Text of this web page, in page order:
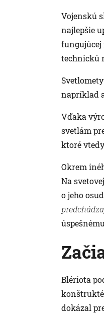
Vojenskú
najlepšie
fungujúcej
technickú
napríklad
Vďaka
svetlám
ktoré
Okrem
Na
o jeho
Blériota
dokázal